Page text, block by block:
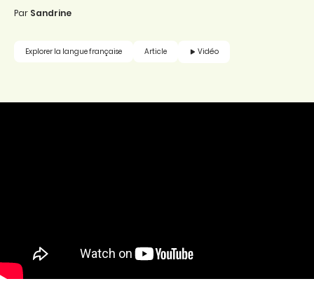
Par Sandrine
Explorer la langue française Article Vidéo